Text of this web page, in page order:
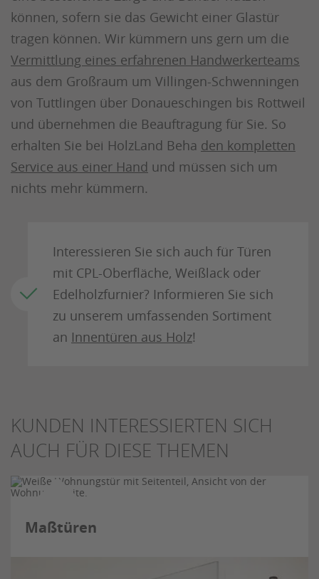
können, sofern sie das Gewicht einer Glastür
tragen können. Wir kümmern uns gern um die
Vermittlung eines erfahrenen Handwerkerteams
aus dem Großraum um Villingen-Schwenningen
von Tuttlingen über Donaueschingen bis Rottweil
und übernehmen die Beauftragung für Sie. So
erhalten Sie bei HolzLand Beha den kompletten
Service aus einer Hand und müssen sich um
nichts mehr kümmern.
Interessieren Sie sich auch für Türen
mit CPL-Oberfläche, Weißlack oder
Edelholzfurnier? Informieren Sie sich
zu unserem umfassenden Sortiment
an Innentüren aus Holz!
KUNDEN INTERESSIERTEN SICH
AUCH FÜR DIESE THEMEN
Maßtüren